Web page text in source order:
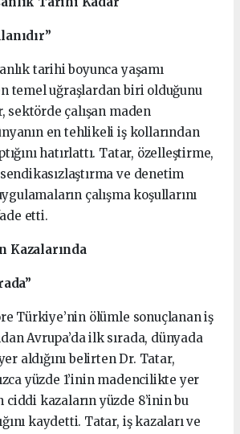
tarihi boyunca yaşamı
temel uğraşlardan biri olduğunu
sektörde çalışan maden
en tehlikeli iş kollarından
hatırlattı. Tatar, özelleştirme,
ve denetim
çalışma koşullarını
etti.
Kazalarında
Türkiye’nin ölümle sonuçlanan iş
Avrupa’da ilk sırada, dünyada
aldığını belirten Dr. Tatar,
yüzde 1’inin madencilikte yer
ciddi kazaların yüzde 8’inin bu
kaydetti. Tatar, iş kazaları ve